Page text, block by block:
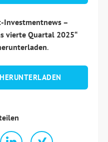
Investmentnews –
vierte Quartal 2025“
.